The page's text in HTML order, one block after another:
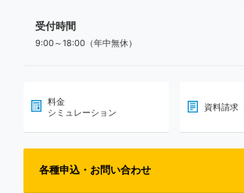
受付時間
9:00～18:00（年中無休）
料金
シミュレーション
資料請求
各種申込・お問い合わせ